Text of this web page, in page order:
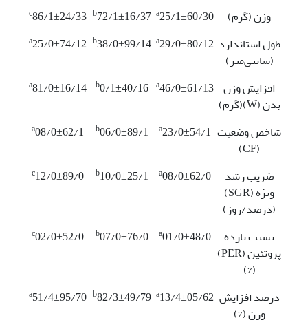
وزن (گرم)
a25/1±60/30
b72/1±16/37
c86/1±24/33
طول استاندارد
(سانتی‌متر)
a29/0±80/12
b38/0±99/14
a25/0±74/12
افزایش وزن
بدن (W)(گرم)
a46/0±61/13
b0/1±40/16
a81/0±16/14
شاخص وضعیت
(CF)
a23/0±54/1
b06/0±89/1
a08/0±62/1
ضریب رشد
ویژه (SGR)
(درصد/روز)
a08/0±62/0
b10/0±25/1
c12/0±89/0
نسبت بازده
پروتئین (PER)
(%)
a01/0±48/0
b07/0±76/0
c02/0±52/0
درصد افزایش
وزن (%)
a13/4±05/62
b82/3±49/79
a51/4±95/70